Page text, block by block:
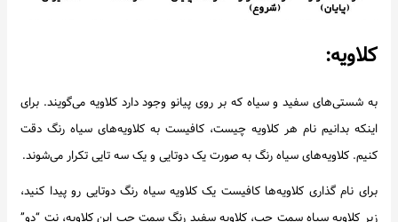
کلاویه:
به شستی‌های سفید و سیاه که بر روی پیانو وجود دارد کلاویه می‌گویند. برای
اینکه بدانیم نام هر کلاویه چیست، کافیست به کلاویه‌های سیاه رنگ دقت
کنیم. کلاویه‌های سیاه رنگ به صورت یک دوتایی و یک سه تایی تکرار می‌شوند.
برای نام گذاری کلاویه‌ها کافیست یک کلاویه سیاه رنگ دوتایی رو پیدا کنید،